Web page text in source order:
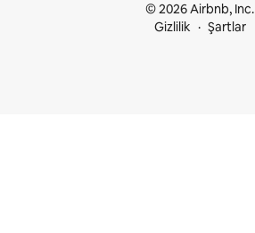
© 2026 Airbnb, Inc.
Gizlilik
Şartlar